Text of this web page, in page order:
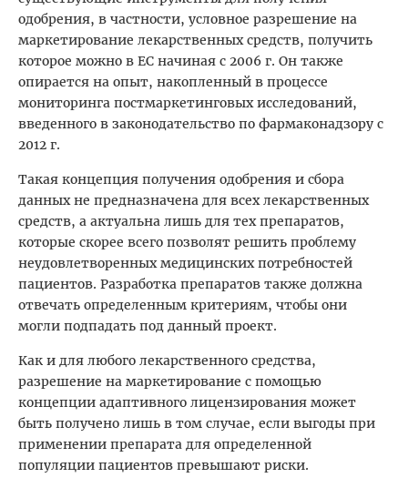
одобрения, в частности, условное разрешение на
маркетирование лекарственных средств, получить
которое можно в ЕС начиная с 2006 г. Он также
опирается на опыт, накопленный в процессе
мониторинга постмаркетинговых исследований,
введенного в законодательство по фармаконадзору с
2012 г.
Такая концепция получения одобрения и сбора
данных не предназначена для всех лекарственных
средств, а актуальна лишь для тех препаратов,
которые скорее всего позволят решить проблему
неудовлетворенных медицинских потребностей
пациентов. Разработка препаратов также должна
отвечать определенным критериям, чтобы они
могли подпадать под данный проект.
Как и для любого лекарственного средства,
разрешение на маркетирование с помощью
концепции адаптивного лицензирования может
быть получено лишь в том случае, если выгоды при
применении препарата для определенной
популяции пациентов превышают риски.